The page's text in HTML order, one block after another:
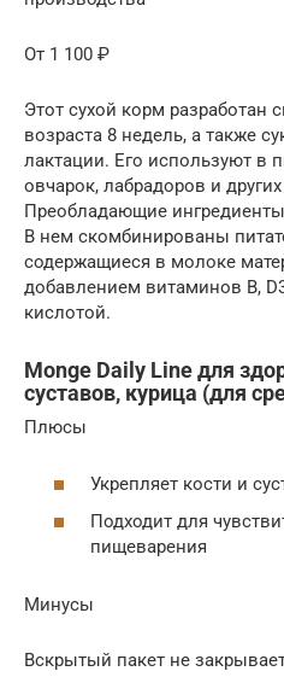
От 1 100 ₽
Этот сухой корм разработан
возраста 8 недель, а также
лактации. Его используют в
овчарок, лабрадоров и
Преобладающие
В нем скомбинированы
содержащиеся в молоке
добавлением витаминов В,
кислотой.
Monge Daily Line для
суставов, курица (для
Плюсы
Укрепляет кости и
Подходит для
пищеварения
Минусы
Вскрытый пакет не